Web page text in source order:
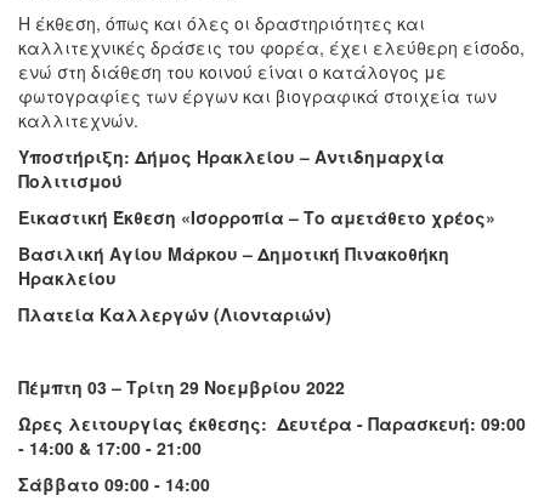
Η έκθεση, όπως και όλες οι δραστηριότητες και
καλλιτεχνικές δράσεις του φορέα, έχει ελεύθερη είσοδο,
ενώ στη διάθεση του κοινού είναι ο κατάλογος με
φωτογραφίες των έργων και βιογραφικά στοιχεία των
καλλιτεχνών.
Υποστήριξη: Δήμος Ηρακλείου – Αντιδημαρχία
Πολιτισμού
Εικαστική Έκθεση «Ισορροπία – Το αμετάθετο χρέος»
Βασιλική Αγίου Μάρκου – Δημοτική Πινακοθήκη
Ηρακλείου
Πλατεία Καλλεργών (Λιονταριών)
Πέμπτη 03 – Τρίτη 29 Νοεμβρίου 2022
Ώρες λειτουργίας έκθεσης: Δευτέρα - Παρασκευή: 09:00
- 14:00 & 17:00 - 21:00
Σάββατο 09:00 - 14:00